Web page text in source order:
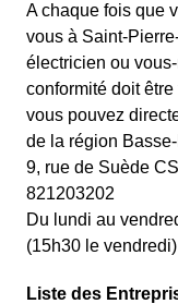
A chaque fois que
vous à Saint-
électricien ou
conformité doit
vous pouvez
de la région
9, rue de Suède
821203202
Du lundi au
(15h30 le vendredi)
Liste des